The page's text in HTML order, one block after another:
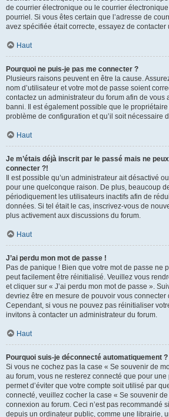
de courrier électronique ou le courrier
pourriel. Si vous êtes certain que l’adresse de
avez spécifiée était correcte, essayez de
Haut
Pourquoi ne puis-je pas me connecter ?
Plusieurs raisons peuvent en être la cause.
nom d’utilisateur et votre mot de passe soient
contactez un administrateur du forum afin de vous
banni. Il est également possible que le
problème de configuration et qu’il soit nécessaire
Haut
Je m’étais déjà inscrit par le passé mais ne
connecter ?!
Il est possible qu’un administrateur ait désactivé
pour une quelconque raison. De plus, beaucoup
périodiquement les utilisateurs inactifs afin de
données. Si tel était le cas, inscrivez-vous de
plus activement aux discussions du forum.
Haut
J’ai perdu mon mot de passe !
Pas de panique ! Bien que votre mot de passe ne
peut facilement être réinitialisé. Veuillez vous
et cliquer sur « J’ai perdu mon mot de passe ».
devriez être en mesure de pouvoir vous
Cependant, si vous ne pouvez pas réinitialiser
invitons à contacter un administrateur du forum.
Haut
Pourquoi suis-je déconnecté automatiquement ?
Si vous ne cochez pas la case « Se souvenir de
au forum, vous ne resterez connecté que pour
permet d’éviter que votre compte soit utilisé par
connecté, veuillez cocher la case « Se souvenir
connexion au forum. Ceci n’est pas recommandé
depuis un ordinateur public, comme une librairie,